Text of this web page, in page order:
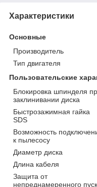
Характеристики
Основные
Производитель
Тип двигателя
Пользовательские
Блокировка шпинделя
заклинивании диска
Быстрозажимная гайка
SDS
Возможность
к пылесосу
Диаметр диска
Длина кабеля
Защита от
непреднамеренного